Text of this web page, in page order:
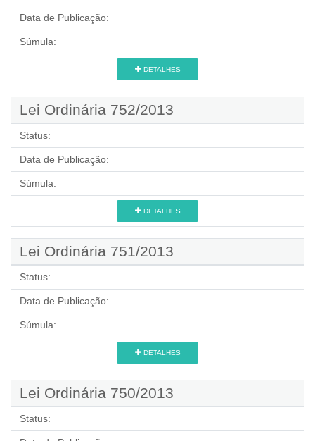
Data de Publicação:
Súmula:
DETALHES
Lei Ordinária 752/2013
Status:
Data de Publicação:
Súmula:
DETALHES
Lei Ordinária 751/2013
Status:
Data de Publicação:
Súmula:
DETALHES
Lei Ordinária 750/2013
Status: